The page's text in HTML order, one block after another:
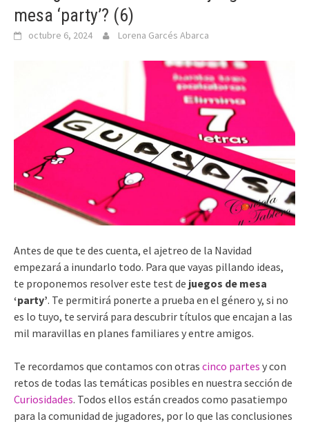
mesa ‘party’? (6)
octubre 6, 2024 Lorena Garcés Abarca
Antes de que te des cuenta, el ajetreo de la Navidad
empezará a inundarlo todo. Para que vayas pillando ideas,
te proponemos resolver este test de juegos de mesa
‘party’. Te permitirá ponerte a prueba en el género y, si no
es lo tuyo, te servirá para descubrir títulos que encajan a las
mil maravillas en planes familiares y entre amigos.
Te recordamos que contamos con otras cinco partes y con
retos de todas las temáticas posibles en nuestra sección de
Curiosidades. Todos ellos están creados como pasatiempo
para la comunidad de jugadores, por lo que las conclusiones